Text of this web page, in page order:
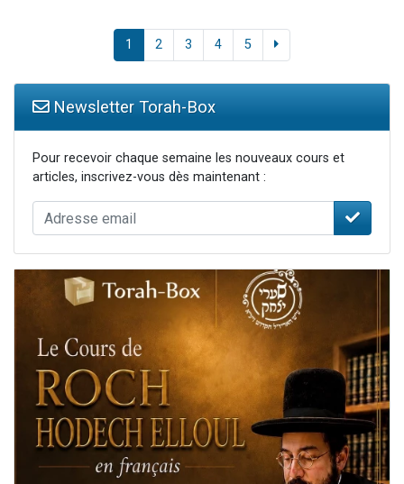
1 2 3 4 5
Newsletter Torah-Box
Pour recevoir chaque semaine les nouveaux cours et
articles, inscrivez-vous dès maintenant :